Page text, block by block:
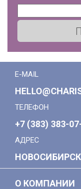
E-MAIL
ТЕЛЕФОН
+7 (383) 383-
АДРЕС
О КОМПАНИИ